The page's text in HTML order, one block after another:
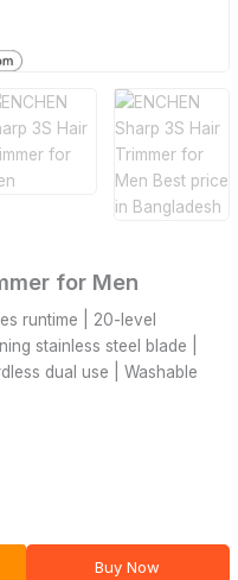
for Men
runtime | 20-level
stainless steel blade |
dual use | Washable
Buy Now